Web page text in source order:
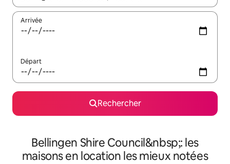
Arrivée
Départ
Rechercher
Bellingen Shire Council&nbsp;: les
maisons en location les mieux notées